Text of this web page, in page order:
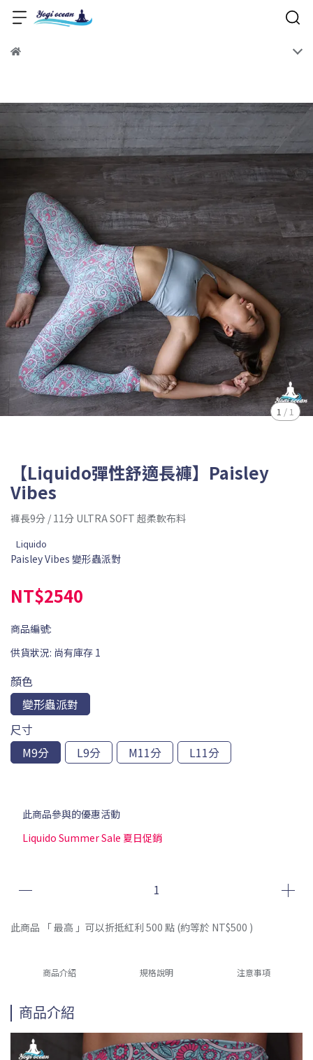
1 / 1
【Liquido彈性舒適長褲】Paisley
Vibes
褲長9分 / 11分 ULTRA SOFT 超柔軟布料
Liquido
Paisley Vibes 變形蟲派對
NT$2540
商品編號:
供貨狀況: 尚有庫存 1
顏色
變形蟲派對
尺寸
M9分
L9分 M11分 L11分
此商品參與的優惠活動
Liquido Summer Sale 夏日促銷
此商品 「 最高 」可以折抵紅利 500 點 (約等於 NT$500 )
商品介紹 規格說明 注意事項
商品介紹